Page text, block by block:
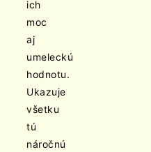
ich
moc
aj
umeleckú
hodnotu.
Ukazuje
všetku
tú
náročnú